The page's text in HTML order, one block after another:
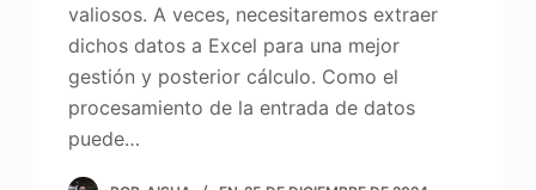
valiosos. A veces, necesitaremos extraer
dichos datos a Excel para una mejor
gestión y posterior cálculo. Como el
procesamiento de la entrada de datos
puede…